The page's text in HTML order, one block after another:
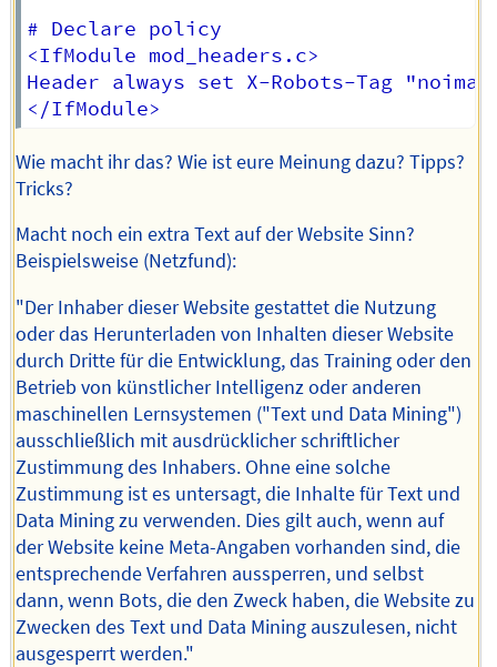
# Declare policy
<IfModule mod_headers.c>
Header always set X-Robots-Tag
Wie macht ihr das? Wie ist eure Meinung dazu? Tipps?
Tricks?
Macht noch ein extra Text auf der Website Sinn?
Beispielsweise (Netzfund):
"Der Inhaber dieser Website gestattet die Nutzung
oder das Herunterladen von Inhalten dieser Website
durch Dritte für die Entwicklung, das Training oder den
Betrieb von künstlicher Intelligenz oder anderen
maschinellen Lernsystemen ("Text und Data Mining")
ausschließlich mit ausdrücklicher schriftlicher
Zustimmung des Inhabers. Ohne eine solche
Zustimmung ist es untersagt, die Inhalte für Text und
Data Mining zu verwenden. Dies gilt auch, wenn auf
der Website keine Meta-Angaben vorhanden sind, die
entsprechende Verfahren aussperren, und selbst
dann, wenn Bots, die den Zweck haben, die Website zu
Zwecken des Text und Data Mining auszulesen, nicht
ausgesperrt werden."